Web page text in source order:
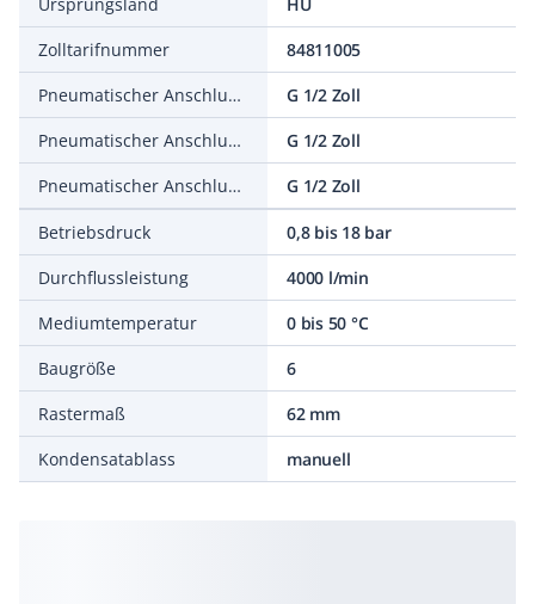
Zolltarifnummer
84811005
Pneumatischer Anschluss 1
G 1/2 Zoll
Pneumatischer Anschluss 2
G 1/2 Zoll
Pneumatischer Anschluss 3
G 1/2 Zoll
Betriebsdruck
0,8 bis 18 bar
Durchflussleistung
4000 l/min
Mediumtemperatur
0 bis 50 °C
Baugröße
6
Rastermaß
62 mm
Kondensatablass
manuell